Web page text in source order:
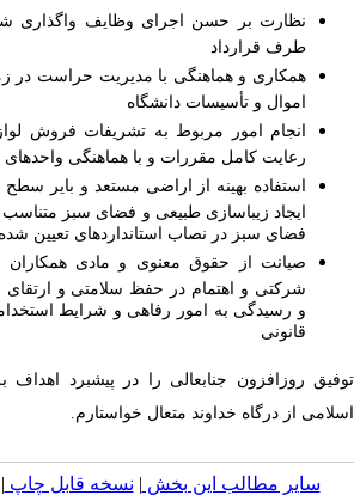
نظارت بر حسن اجرای وظایف واگذاری شده
طرف قرارداد
همکاری و هماهنگی با مدیریت حراست در
اموال و تأسیسات دانشگاه
انجام امور مربوط به تشریفات فروش
رعایت کامل مقررات و با هماهنگی واحدهای
استفاده بهینه از اراضی مستعد و بایر سطح
ایجاد زیباسازی طبیعی و فضای سبز متناسب
فضای سبز در نصاب استانداردهای تعیین شده
صیانت از حقوق معنوی و مادی همکاران
شرکتی و اهتمام در حفظ سلامتی و ارتقای
و رسیدگی به امور رفاهی و شرایط
قانونی
روزافزون جناب­عالی را در پیش­برد اهداف
از درگاه خداوند متعال خواستارم.
سایر مطالب این بخش | نسخه قابل چاپ|